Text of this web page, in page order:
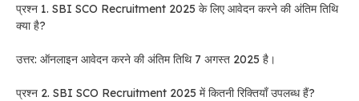
प्रश्न 1. SBI SCO Recruitment 2025 के लिए आवेदन करने की अंतिम तिथि
क्या है?
उत्तर: ऑनलाइन आवेदन करने की अंतिम तिथि 7 अगस्त 2025 है।
प्रश्न 2. SBI SCO Recruitment 2025 में कितनी रिक्तियाँ उपलब्ध हैं?